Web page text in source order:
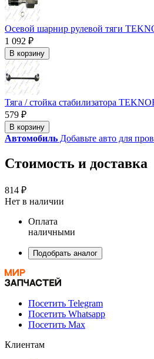
Осевой шарнир рулевой тяги
1 092 ₽
В корзину
Тяга / стойка стабилизатора
579 ₽
В корзину
Автомобиль Добавьте авто для
Стоимость и доставка
814 ₽
Нет в наличии
Оплата
наличными
Подобрать аналог
Посетить Telegram
Посетить Whatsapp
Посетить Max
Клиентам